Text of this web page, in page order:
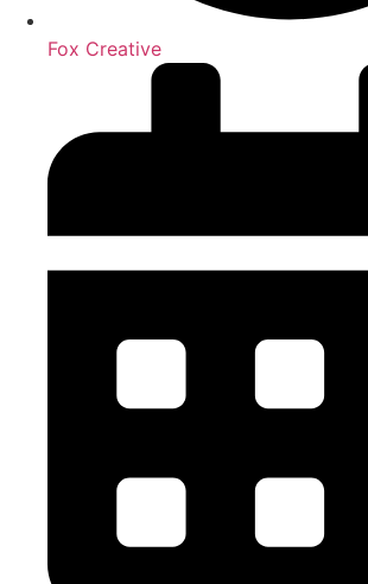
Fox Creative